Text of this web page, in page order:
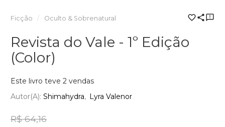
Ficção Oculto & Sobrenatural
Revista do Vale - 1º Edição
(Color)
Este livro teve 2 vendas
Autor(a): Shimahydra Lyra Valenor
R$ 64,16